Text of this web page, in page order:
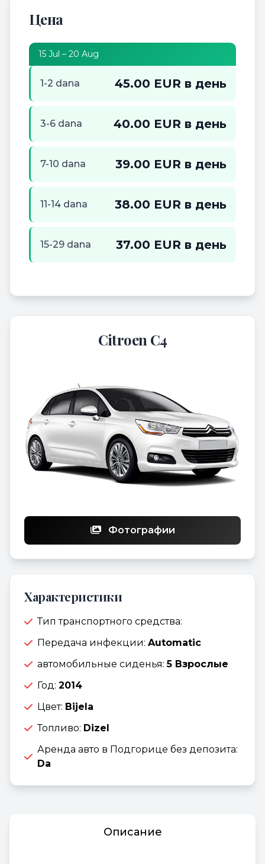
Цена
15 Jul – 20 Aug
1-2 dana 45.00 EUR в день
3-6 dana 40.00 EUR в день
7-10 dana 39.00 EUR в день
11-14 dana 38.00 EUR в день
15-29 dana 37.00 EUR в день
Citroen C4
Фотографии
Характеристики
Тип транспортного средства:
Передача инфекции: Automatic
автомобильные сиденья:5 Взрослые
Год: 2014
Цвет: Bijela
Топливо: Dizel
Аренда авто в Подгорице без депозита:
Da
Описание